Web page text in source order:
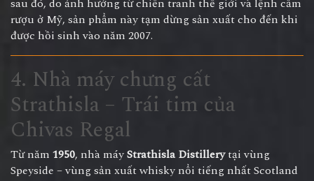
sau đó, do ảnh hưởng từ chiến tranh thế giới và lệnh cấm
rượu ở Mỹ, sản phẩm này tạm dừng sản xuất cho đến khi
được hồi sinh vào năm 2007.
4. Nhà máy chưng cất
Strathisla – Trái tim của
Chivas Regal
Từ năm 1950, nhà máyStrathisla Distillerytại vùng
Speyside – vùng sản xuất whisky nổi tiếng nhất Scotland